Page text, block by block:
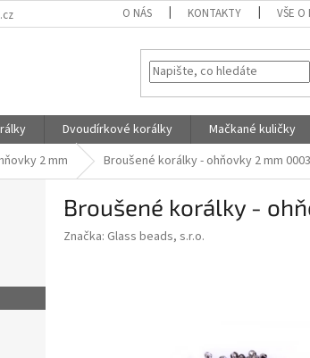
O NÁS KONTAKTY VŠE O
Dvoudírkové korálky Mačkané kuličky
2 mm Broušené korálky - ohňovky 2 mm
Broušené korálky -
Značka: Glass beads, s.r.o.